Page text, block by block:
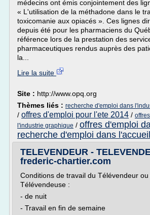
médecins ont émis conjointement des
« L'utilisation de la méthadone dans le
toxicomanie aux opiacés ». Ces lignes
depuis été pour les pharmaciens du
référence lors de la prestation des
pharmaceutiques rendus auprès des
la...
Lire la suite
Site : http://www.opq.org
Thèmes liés : recherche d'emploi dans
/ offres d'emploi pour l'ete 2014 /
l'industrie graphique / offres d'emploi
recherche d'emploi dans l'accueil
TELEVENDEUR -
frederic-chartier.com
Conditions de travail du Télévendeur ou
Télévendeuse :
- de nuit
- Travail en fin de semaine